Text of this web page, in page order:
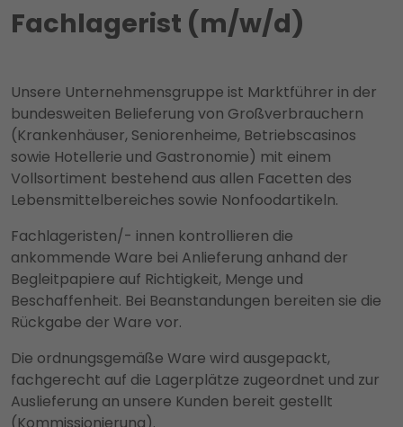
Fachlagerist (m/w/d)
Unsere Unternehmensgruppe ist Marktführer in der
bundesweiten Belieferung von Großverbrauchern
(Krankenhäuser, Seniorenheime, Betriebscasinos
sowie Hotellerie und Gastronomie) mit einem
Vollsortiment bestehend aus allen Facetten des
Lebensmittelbereiches sowie Nonfoodartikeln.
Fachlageristen/- innen kontrollieren die
ankommende Ware bei Anlieferung anhand der
Begleitpapiere auf Richtigkeit, Menge und
Beschaffenheit. Bei Beanstandungen bereiten sie die
Rückgabe der Ware vor.
Die ordnungsgemäße Ware wird ausgepackt,
fachgerecht auf die Lagerplätze zugeordnet und zur
Auslieferung an unsere Kunden bereit gestellt
(Kommissionierung).